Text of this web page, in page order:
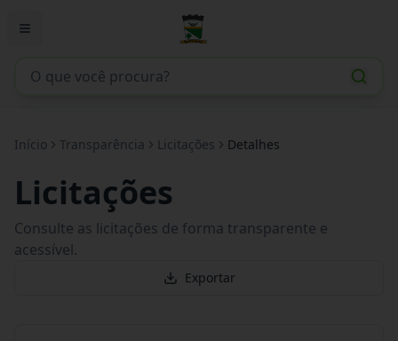
Início Transparência Licitações Detalhes
Licitações
Consulte as licitações de forma transparente e
acessível.
Exportar